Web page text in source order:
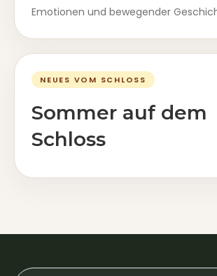
Emotionen und bewegender
NEUES VOM SCHLOSS
Sommer auf dem
Schloss